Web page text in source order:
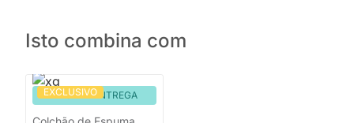
Isto combina com
EXCLUSIVO
PRONTA ENTREGA